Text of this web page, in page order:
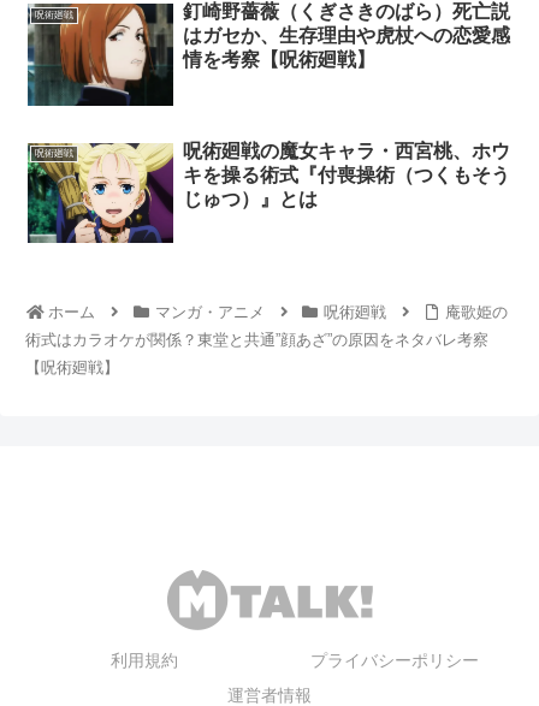
呪術廻戦
釘崎野薔薇（くぎさきのばら）死亡説
はガセか、生存理由や虎杖への恋愛感
情を考察【呪術廻戦】
呪術廻戦
呪術廻戦の魔女キャラ・西宮桃、ホウ
キを操る術式『付喪操術（つくもそう
じゅつ）』とは
ホーム マンガ・アニメ 呪術廻戦
庵歌姫の
術式はカラオケが関係？東堂と共通”顔あざ”の原因をネタバレ考察
【呪術廻戦】
利用規約
プライバシーポリシー
運営者情報